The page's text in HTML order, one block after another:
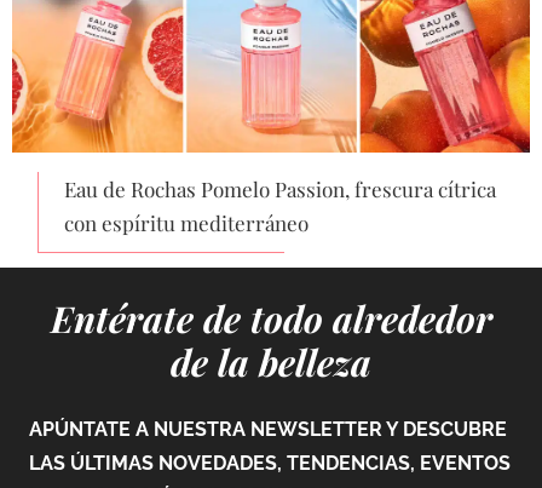
Eau de Rochas Pomelo Passion, frescura cítrica
con espíritu mediterráneo
Entérate de todo alrededor
de la belleza
APÚNTATE A NUESTRA NEWSLETTER Y DESCUBRE
LAS ÚLTIMAS NOVEDADES, TENDENCIAS, EVENTOS